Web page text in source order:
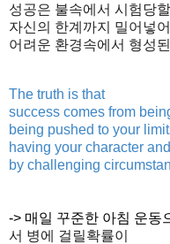
성공은 불속에서 시험당할
자신의 한계까지 밀어넣
어려운 환경속에서 형성된
The truth is that
success comes from
being pushed to your
having your character and
by challenging
-> 매일 꾸준한 아침 운동
서 병에 걸릴확률이